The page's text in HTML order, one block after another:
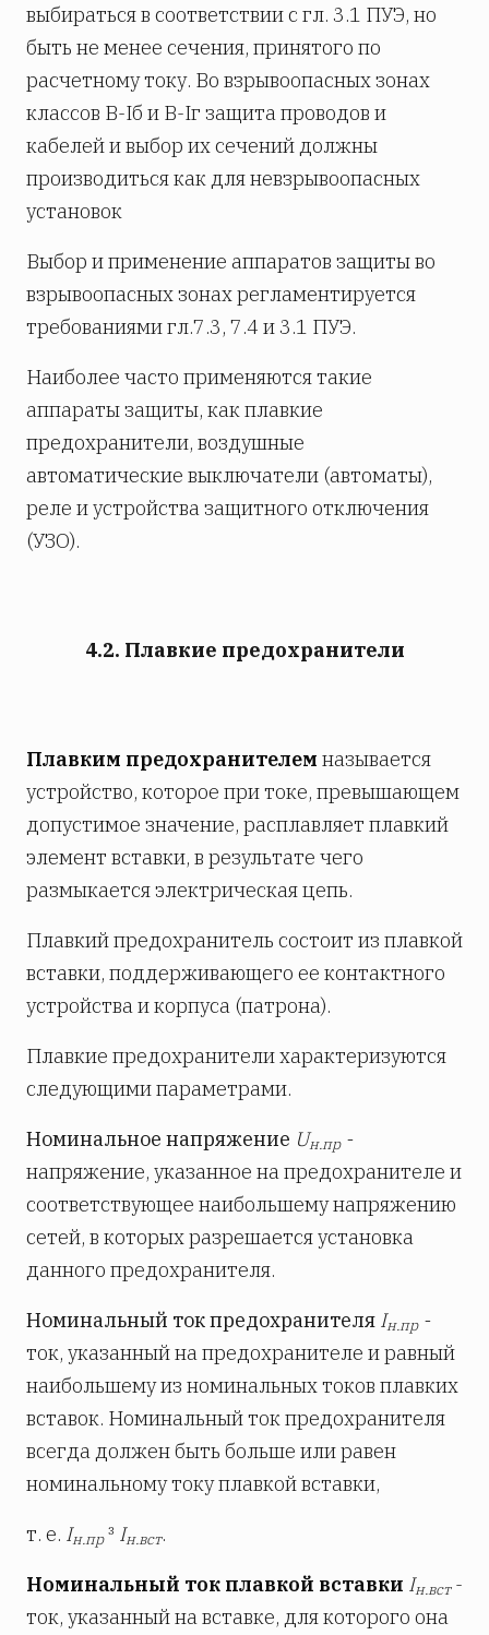
выбираться в соответствии с гл. 3.1 ПУЭ, но
быть не менее сечения, принятого по
расчетному току. Во взрывоопасных зонах
классов B-Iб и B-Iг защита проводов и
кабелей и выбор их сечений должны
производиться как для невзрывоопасных
установок
Выбор и применение аппаратов защиты во
взрывоопасных зонах регламентируется
требованиями гл.7.3, 7.4 и 3.1 ПУЭ.
Наиболее часто применяются такие
аппараты защиты, как плавкие
предохранители, воздушные
автоматические выключатели (автоматы),
реле и устройства защитного отключения
(УЗО).
4.2. Плавкие предохранители
Плавким предохранителем называется
устройство, которое при токе, превышающем
допустимое значение, расплавляет плавкий
элемент вставки, в результате чего
размыкается электрическая цепь.
Плавкий предохранитель состоит из плавкой
вставки, поддерживающего ее контактного
устройства и корпуса (патрона).
Плавкие предохранители характеризуются
следующими параметрами.
Номинальное напряжение Uн.пр-
напряжение, указанное на предохранителе и
соответствующее наибольшему напряжению
сетей, в которых разрешается установка
данного предохранителя.
Номинальный ток предохранителя Iн.пр-
ток, указанный на предохранителе и равный
наибольшему из номинальных токов плавких
вставок. Номинальный ток предохранителя
всегда должен быть больше или равен
номинальному току плавкой вставки,
т. е. Iн.пр³ Iн.вст.
Номинальный ток плавкой вставки Iн.вст-
ток, указанный на вставке, для которого она